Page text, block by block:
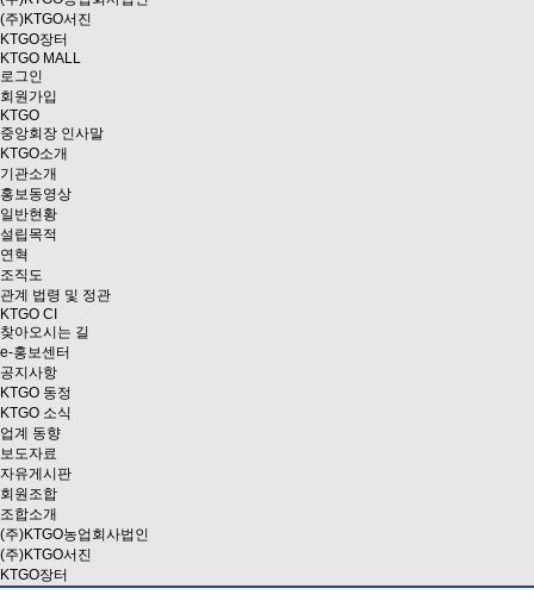
(주)KTGO서진
KTGO장터
KTGO MALL
로그인
회원가입
KTGO
중앙회장 인사말
KTGO소개
기관소개
홍보동영상
일반현황
설립목적
연혁
조직도
관계 법령 및 정관
KTGO CI
찾아오시는 길
e-홍보센터
공지사항
KTGO 동정
KTGO 소식
업계 동향
보도자료
자유게시판
회원조합
조합소개
(주)KTGO농업회사법인
(주)KTGO서진
KTGO장터